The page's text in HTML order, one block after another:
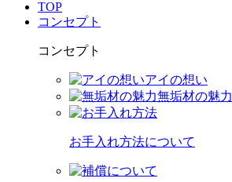
TOP
コンセプト
コンセプト
アイの想い
無垢材の魅力
お手入れ方法について